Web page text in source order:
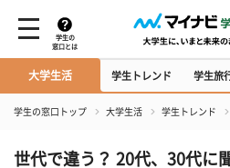
学生の
窓口とは
大学生活 学生トレンド 学生旅
学生の窓口トップ 大学生活 学生トレンド
世代で違う？ 20代、30代に